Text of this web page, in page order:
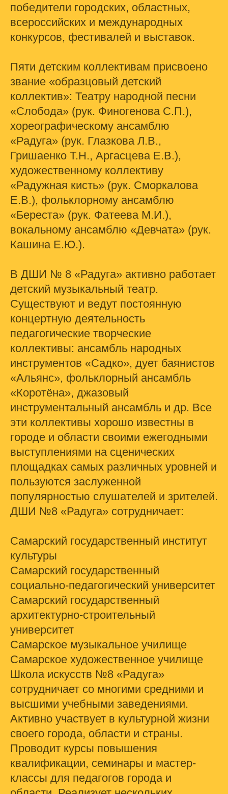
победители городских, областных,
всероссийских и международных
конкурсов, фестивалей и выставок.
Пяти детским коллективам присвоено
звание «образцовый детский
коллектив»: Театру народной песни
«Слобода» (рук. Финогенова С.П.),
хореографическому ансамблю
«Радуга» (рук. Глазкова Л.В.,
Гришаенко Т.Н., Аргасцева Е.В.),
художественному коллективу
«Радужная кисть» (рук. Сморкалова
Е.В.), фольклорному ансамблю
«Береста» (рук. Фатеева М.И.),
вокальному ансамблю «Девчата» (рук.
Кашина Е.Ю.).
В ДШИ № 8 «Радуга» активно работает
детский музыкальный театр.
Существуют и ведут постоянную
концертную деятельность
педагогические творческие
коллективы: ансамбль народных
инструментов «Садко», дует баянистов
«Альянс», фольклорный ансамбль
«Коротёна», джазовый
инструментальный ансамбль и др. Все
эти коллективы хорошо известны в
городе и области своими ежегодными
выступлениями на сценических
площадках самых различных уровней и
пользуются заслуженной
популярностью слушателей и зрителей.
ДШИ №8 «Радуга» сотрудничает:
Самарский государственный институт
культуры
Самарский государственный
социально-педагогический университет
Самарский государственный
архитектурно-строительный
университет
Самарское музыкальное училище
Самарское художественное училище
Школа искусств №8 «Радуга»
сотрудничает со многими средними и
высшими учебными заведениями.
Активно участвует в культурной жизни
своего города, области и страны.
Проводит курсы повышения
квалификации, семинары и мастер-
классы для педагогов города и